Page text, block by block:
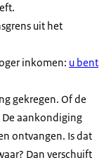
uit het
inkomen: u bent
gekregen. Of de
De aankondiging
ontvangen. Is dat
Dan verschuift